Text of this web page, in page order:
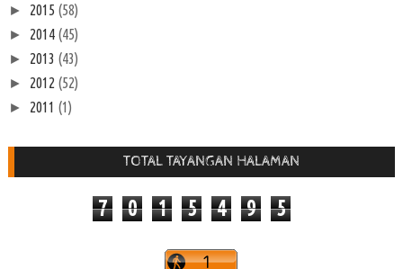
► 2015 (58)
► 2014 (45)
► 2013 (43)
► 2012 (52)
► 2011 (1)
TOTAL TAYANGAN HALAMAN
7 0 1 5 4 9 5